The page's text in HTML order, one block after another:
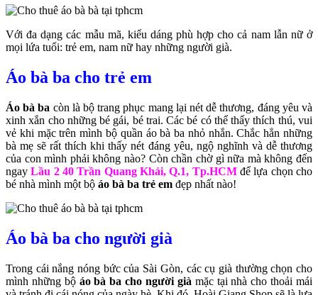
Với đa dạng các mẫu mã, kiểu dáng phù hợp cho cả nam lẫn nữ ở
mọi lứa tuổi: trẻ em, nam nữ hay những người già.
Áo bà ba cho trẻ em
Áo bà ba còn là bộ trang phục mang lại nét dễ thương, đáng yêu và
xinh xắn cho những bé gái, bé trai. Các bé có thể thấy thích thú, vui
vẻ khi mặc trên mình bộ quần áo bà ba nhỏ nhắn. Chắc hẳn những
bà mẹ sẽ rất thích khi thấy nét đáng yêu, ngộ nghĩnh và dễ thương
của con mình phải không nào? Còn chần chờ gì nữa mà không đến
ngay Lầu 2 40 Trần Quang Khải, Q.1, Tp.HCMđể lựa chọn cho
bé nhà mình một bộ áo bà ba trẻ em đẹp nhất nào!
Áo bà ba cho người già
Trong cái nắng nóng bức của Sài Gòn, các cụ già thường chọn cho
mình những bộ áo bà ba cho người già mặc tại nhà cho thoải mái